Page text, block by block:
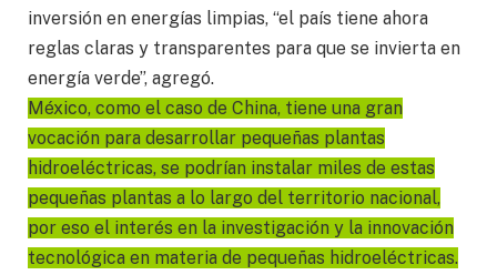
inversión en energías limpias, “el país tiene ahora
reglas claras y transparentes para que se invierta en
energía verde”, agregó.
México, como el caso de China, tiene una gran
vocación para desarrollar pequeñas plantas
hidroeléctricas, se podrían instalar miles de estas
pequeñas plantas a lo largo del territorio nacional,
por eso el interés en la investigación y la innovación
tecnológica en materia de pequeñas hidroeléctricas.